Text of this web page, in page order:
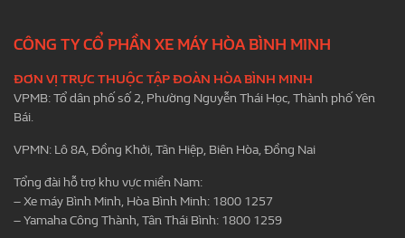
CÔNG TY CỔ PHẦN XE MÁY HÒA BÌNH MINH
ĐƠN VỊ TRỰC THUỘC TẬP ĐOÀN HÒA BÌNH MINH
VPMB: Tổ dân phố số 2, Phường Nguyễn Thái Học, Thành phố Yên
Bái.
VPMN: Lô 8A, Đồng Khởi, Tân Hiệp, Biên Hòa, Đồng Nai
Tổng đài hỗ trợ khu vực miền Nam:
– Xe máy Bình Minh, Hòa Bình Minh: 1800 1257
– Yamaha Công Thành, Tân Thái Bình: 1800 1259